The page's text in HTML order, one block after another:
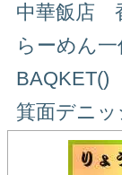
中華飯店
らーめん
BAQKET()
箕面デニ